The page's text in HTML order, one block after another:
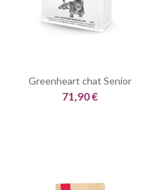
Greenheart chat Senior
71,90 €